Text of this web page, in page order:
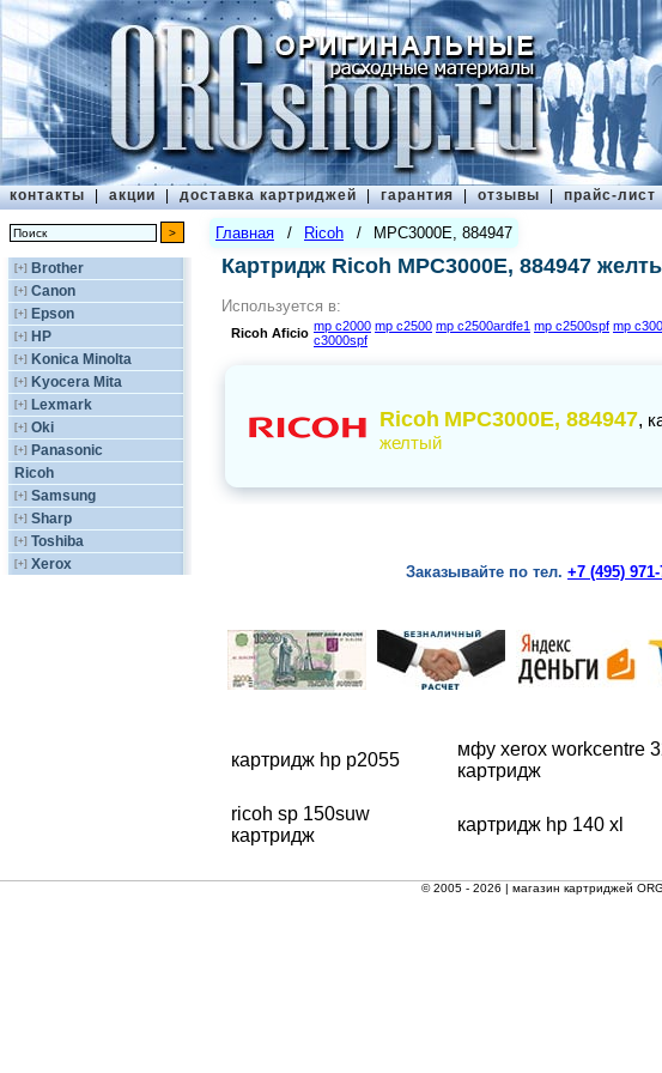
контакты | акции | доставка картриджей | гарантия | отзывы | прайс-лист
[+] Brother
[+] Canon
[+] Epson
[+] HP
[+] Konica Minolta
[+] Kyocera Mita
[+] Lexmark
[+] Oki
[+] Panasonic
Ricoh
[+] Samsung
[+] Sharp
[+] Toshiba
[+] Xerox
Главная / Ricoh / MPC3000E, 884947
Картридж Ricoh MPC3000E, 884947
Используется в:
Ricoh Aficio mp c2000 mp c2500 mp c2500ardfe1 mp c2500spf mp
c3000spf
Ricoh MPC3000E, 884947,
желтый
Заказывайте по тел. +7 (495)
картридж hp p2055
мфу xerox workcentre
картридж
ricoh sp 150suw
картридж
картридж hp 140 xl
© 2005 - 2026 | магазин картриджей